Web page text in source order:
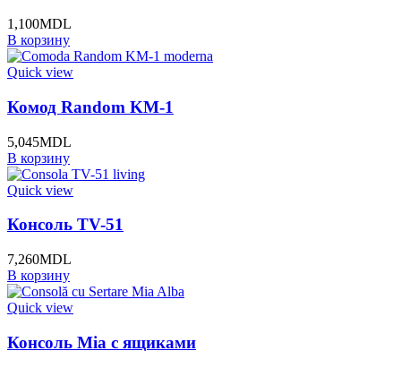
1,100MDL
В корзину
Quick view
Комод Random KM-1
5,045MDL
В корзину
Quick view
Консоль TV-51
7,260MDL
В корзину
Quick view
Консоль Mia с ящиками